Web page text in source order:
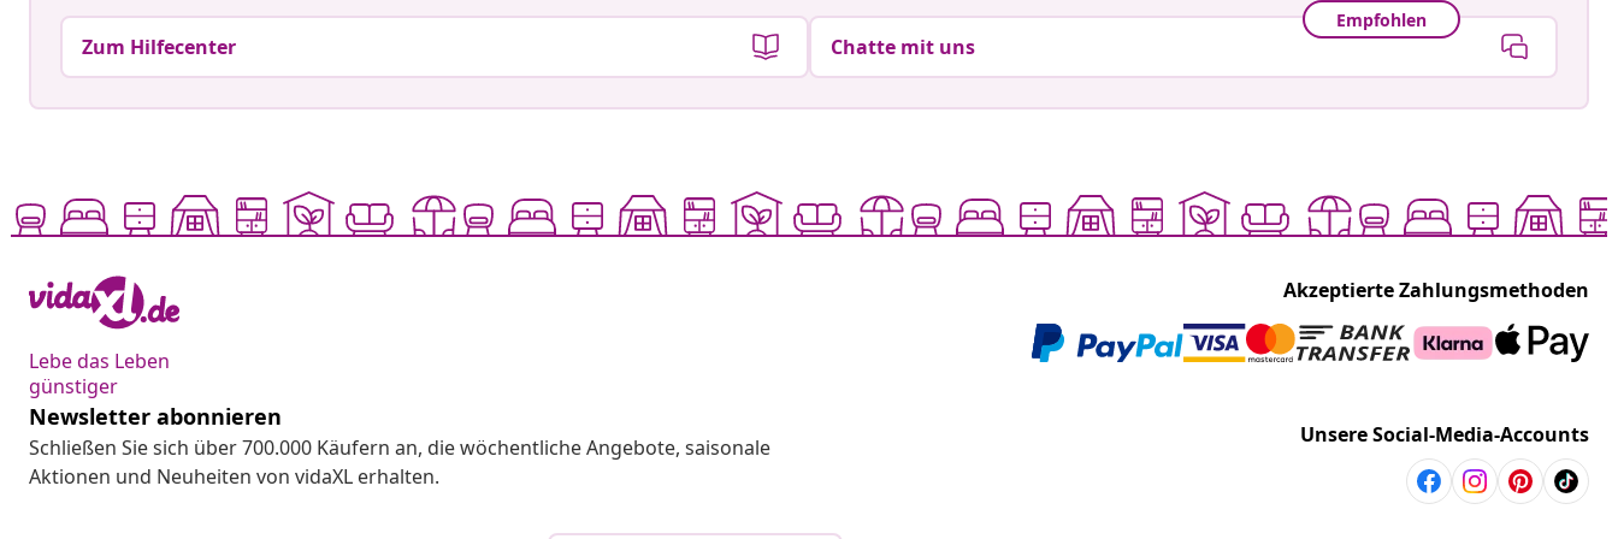
Zum Hilfecenter
Empfohlen
Chatte mit uns
Lebe das Leben
günstiger
Akzeptierte Zahlungsmethoden
Newsletter abonnieren
Schließen Sie sich über 700.000 Käufern an, die wöchentliche Angebote, saisonale
Aktionen und Neuheiten von vidaXL erhalten.
Unsere Social-Media-Accounts